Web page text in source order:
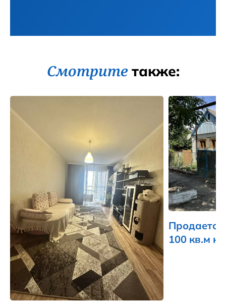
Смотритетакже:
100 кв.м